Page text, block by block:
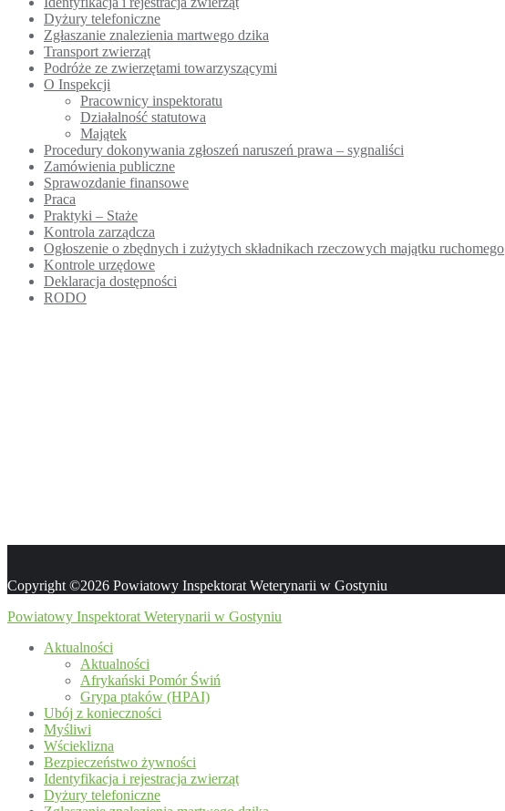
Dyżury telefoniczne
Zgłaszanie znalezienia martwego dzika
Transport zwierząt
Podróże ze zwierzętami towarzyszącymi
O Inspekcji
Pracownicy inspektoratu
Działalność statutowa
Majątek
Procedury dokonywania zgłoszeń naruszeń prawa – sygnaliści
Zamówienia publiczne
Sprawozdanie finansowe
Praca
Praktyki – Staże
Kontrola zarządcza
Ogłoszenie o zbędnych i zużytych składnikach rzeczowych majątku ruchomego
Kontrole urzędowe
Deklaracja dostępności
RODO
Copyright ©2026 Powiatowy Inspektorat Weterynarii w Gostyniu
Powiatowy Inspektorat Weterynarii w Gostyniu
Aktualności
Aktualności
Afrykański Pomór Świń
Grypa ptaków (HPAI)
Ubój z konieczności
Myśliwi
Wścieklizna
Bezpieczeństwo żywności
Identyfikacja i rejestracja zwierząt
Dyżury telefoniczne